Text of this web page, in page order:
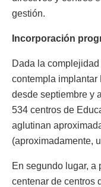
gestión.
Incorporación
Dada la
contempla implantar
desde septiembre y
534 centros de
aglutinan
(aproximadamente,
En segundo lugar, a
centenar de centros